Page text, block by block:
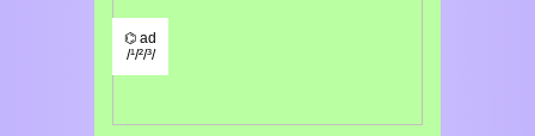
⌬ ad
/¹/²/³/